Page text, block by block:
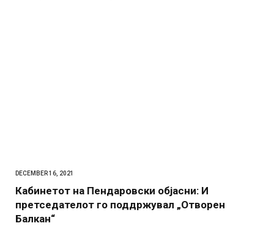
DECEMBER 16, 2021
Кабинетот на Пендаровски објасни: И
претседателот го поддржувал „Отворен
Балкан“